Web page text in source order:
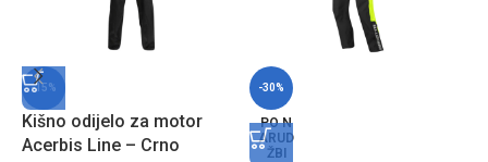
-15%
Kišno odijelo za motor
Acerbis Line – Crno
-30%
PO N
ARUD
ŽBI